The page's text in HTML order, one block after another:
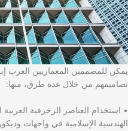
يمكن للمصممين المعماريين العرب
تصاميمهم من خلال عدة طرق، منها:
• استخدام العناصر الزخرفية
الهندسية الإسلامية في واجهات